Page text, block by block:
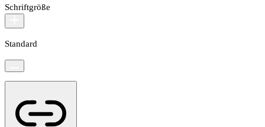
Schriftgröße
Standard